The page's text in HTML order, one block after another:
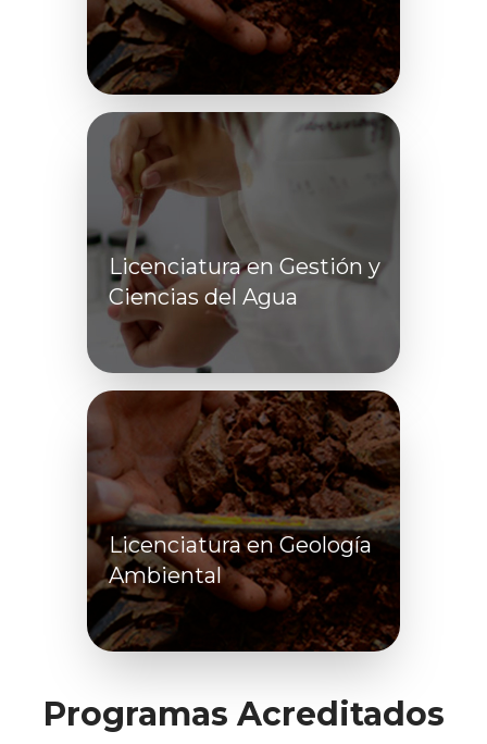
Licenciatura en Gestión y
Ciencias del Agua
Licenciatura en Geología
Ambiental
Programas Acreditados